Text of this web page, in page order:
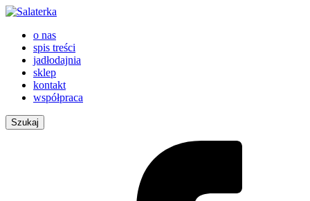
o nas
spis treści
jadłodajnia
sklep
kontakt
współpraca
Szukaj